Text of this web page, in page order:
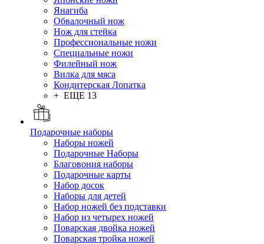
Янагиба
Обвалочный нож
Нож для стейка
Профессиональные ножи
Специальные ножи
Филейный нож
Вилка для мяса
Кондитерская Лопатка
+ ЕЩЕ 13
Подарочные наборы
Наборы ножей
Подарочные Наборы
Благовония наборы
Подарочные карты
Набор досок
Наборы для детей
Набор ножей без подставки
Набор из четырех ножей
Поварская двойка ножей
Поварская тройка ножей